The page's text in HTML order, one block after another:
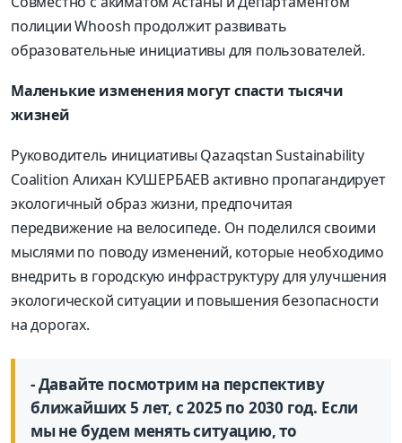
полиции Whoosh продолжит развивать
образовательные инициативы для пользователей.
Маленькие изменения могут спасти тысячи
жизней
Руководитель инициативы Qazaqstan Sustainability
Coalition Алихан КУШЕРБАЕВ активно пропагандирует
экологичный образ жизни, предпочитая
передвижение на велосипеде. Он поделился своими
мыслями по поводу изменений, которые необходимо
внедрить в городскую инфраструктуру для улучшения
экологической ситуации и повышения безопасности
на дорогах.
- Давайте посмотрим на перспективу
ближайших 5 лет, с 2025 по 2030 год. Если
мы не будем менять ситуацию, то